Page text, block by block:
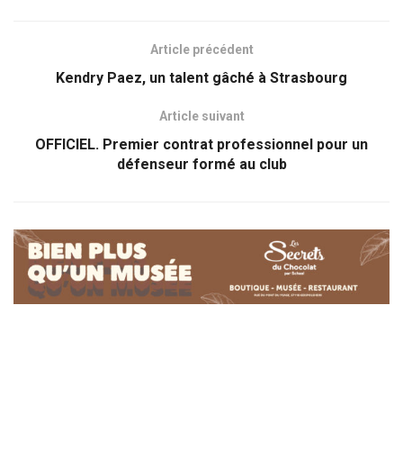
Article précédent
Kendry Paez, un talent gâché à Strasbourg
Article suivant
OFFICIEL. Premier contrat professionnel pour un
défenseur formé au club